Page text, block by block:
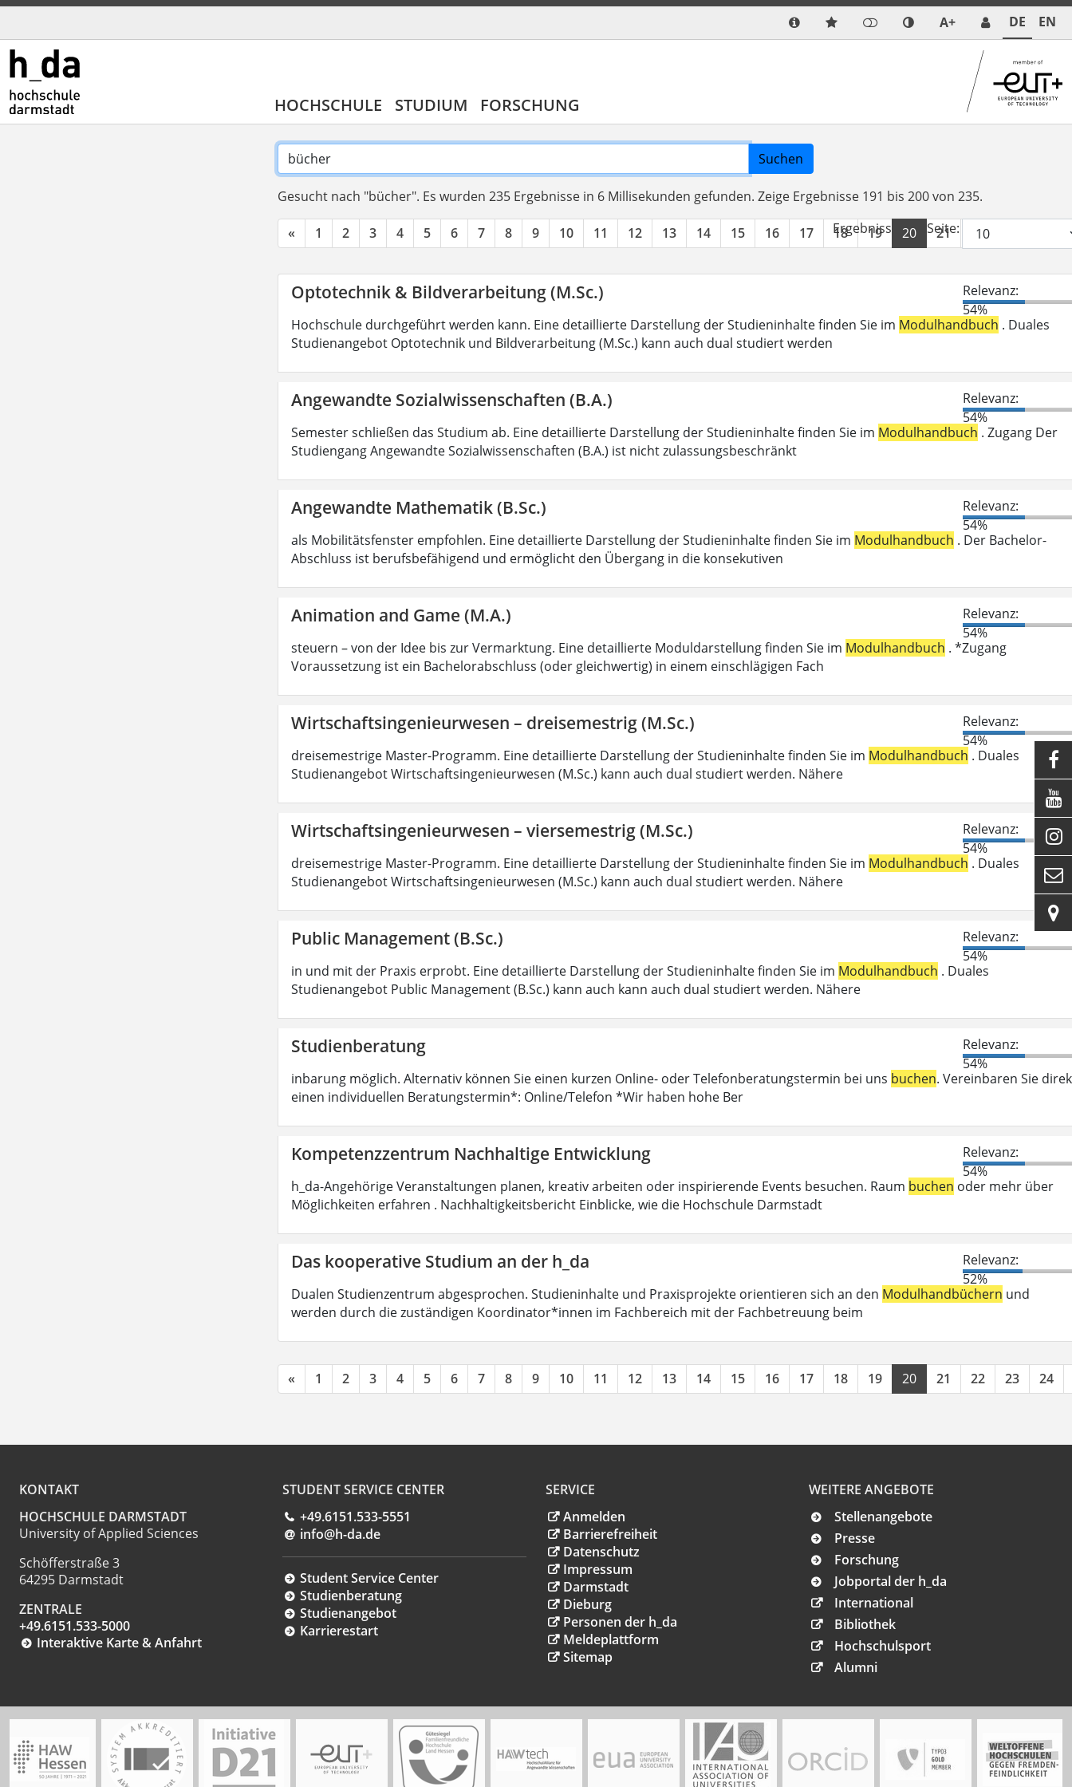
A+ DE EN
HOCHSCHULE STUDIUM FORSCHUNG
Suchen
Gesucht nach "bücher". Es wurden 235 Ergebnisse in 6 Millisekunden gefunden. Zeige Ergebnisse 191 bis 200 von 235.
« 1 2 3 4 5 6 7 8 9 10 11 12 13 14 15 16 17 18 19 20 21 22
Ergebnisse pro Seite:
Optotechnik & Bildverarbeitung (M.Sc.)
Relevanz:
54%
Hochschule durchgeführt werden kann. Eine detaillierte Darstellung der Studieninhalte finden Sie im Modulhandbuch . Duales
Studienangebot Optotechnik und Bildverarbeitung (M.Sc.) kann auch dual studiert werden
Angewandte Sozialwissenschaften (B.A.)
Relevanz:
54%
Semester schließen das Studium ab. Eine detaillierte Darstellung der Studieninhalte finden Sie im Modulhandbuch . Zugang Der
Studiengang Angewandte Sozialwissenschaften (B.A.) ist nicht zulassungsbeschränkt
Angewandte Mathematik (B.Sc.)
Relevanz:
54%
als Mobilitätsfenster empfohlen. Eine detaillierte Darstellung der Studieninhalte finden Sie im Modulhandbuch . Der Bachelor-
Abschluss ist berufsbefähigend und ermöglicht den Übergang in die konsekutiven
Animation and Game (M.A.)
Relevanz:
54%
steuern – von der Idee bis zur Vermarktung. Eine detaillierte Moduldarstellung finden Sie im Modulhandbuch . *Zugang
Voraussetzung ist ein Bachelorabschluss (oder gleichwertig) in einem einschlägigen Fach
Wirtschaftsingenieurwesen – dreisemestrig (M.Sc.)
Relevanz:
54%
dreisemestrige Master-Programm. Eine detaillierte Darstellung der Studieninhalte finden Sie im Modulhandbuch . Duales
Studienangebot Wirtschaftsingenieurwesen (M.Sc.) kann auch dual studiert werden. Nähere
Wirtschaftsingenieurwesen – viersemestrig (M.Sc.)
Relevanz:
54%
dreisemestrige Master-Programm. Eine detaillierte Darstellung der Studieninhalte finden Sie im Modulhandbuch . Duales
Studienangebot Wirtschaftsingenieurwesen (M.Sc.) kann auch dual studiert werden. Nähere
Public Management (B.Sc.)
Relevanz:
54%
in und mit der Praxis erprobt. Eine detaillierte Darstellung der Studieninhalte finden Sie im Modulhandbuch . Duales
Studienangebot Public Management (B.Sc.) kann auch kann auch dual studiert werden. Nähere
Studienberatung
Relevanz:
54%
inbarung möglich. Alternativ können Sie einen kurzen Online- oder Telefonberatungstermin bei uns buchen. Vereinbaren Sie
einen individuellen Beratungstermin*: Online/Telefon *Wir haben hohe Ber
Kompetenzzentrum Nachhaltige Entwicklung
Relevanz:
54%
h_da-Angehörige Veranstaltungen planen, kreativ arbeiten oder inspirierende Events besuchen. Raum buchen oder mehr über
Möglichkeiten erfahren . Nachhaltigkeitsbericht Einblicke, wie die Hochschule Darmstadt
Das kooperative Studium an der h_da
Relevanz:
52%
Dualen Studienzentrum abgesprochen. Studieninhalte und Praxisprojekte orientieren sich an den Modulhandbüchern und
werden durch die zuständigen Koordinator*innen im Fachbereich mit der Fachbetreuung beim
« 1 2 3 4 5 6 7 8 9 10 11 12 13 14 15 16 17 18 19 20 21 22 23 24
KONTAKT
HOCHSCHULE DARMSTADT
University of Applied Sciences
Schöfferstraße 3
64295 Darmstadt
ZENTRALE
+49.6151.533-5000
Interaktive Karte & Anfahrt
STUDENT SERVICE CENTER
+49.6151.533-5551
info@h-da.de
Student Service Center
Studienberatung
Studienangebot
Karrierestart
SERVICE
Anmelden
Barrierefreiheit
Datenschutz
Impressum
Darmstadt
Dieburg
Personen der h_da
Meldeplattform
Sitemap
WEITERE ANGEBOTE
Stellenangebote
Presse
Forschung
Jobportal der h_da
International
Bibliothek
Hochschulsport
Alumni




